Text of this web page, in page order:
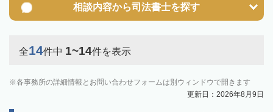
相談内容から司法書士を探す
全14件中 1~14件を表示
各事務所の詳細情報とお問い合わせフォームは別ウィンドウで開きます
更新日：2026年8月9日